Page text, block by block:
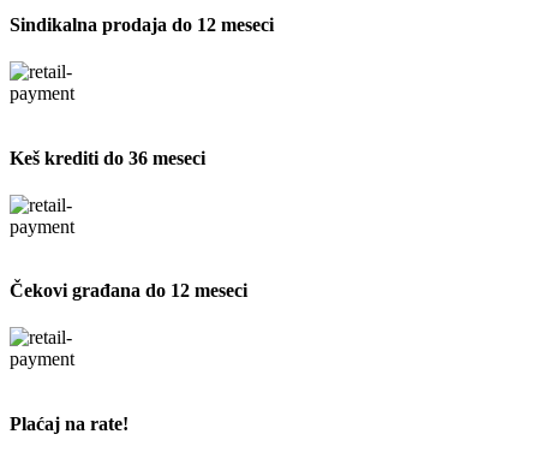
Sindikalna prodaja do 12 meseci
Keš krediti do 36 meseci
Čekovi građana do 12 meseci
Plaćaj na rate!